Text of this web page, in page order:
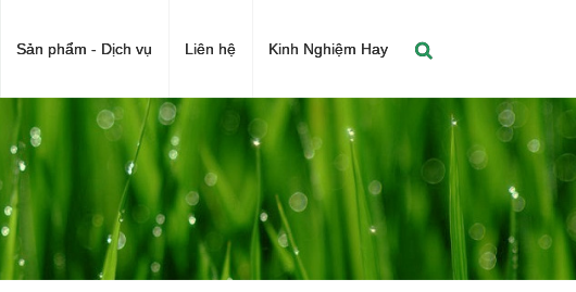
Sản phẩm - Dịch vụ Liên hệ Kinh Nghiệm Hay